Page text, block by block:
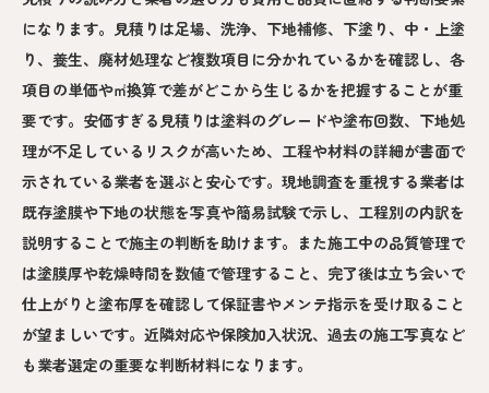
になります。見積りは足場、洗浄、下地補修、下塗り、中・上塗
り、養生、廃材処理など複数項目に分かれているかを確認し、各
項目の単価や㎡換算で差がどこから生じるかを把握することが重
要です。安価すぎる見積りは塗料のグレードや塗布回数、下地処
理が不足しているリスクが高いため、工程や材料の詳細が書面で
示されている業者を選ぶと安心です。現地調査を重視する業者は
既存塗膜や下地の状態を写真や簡易試験で示し、工程別の内訳を
説明することで施主の判断を助けます。また施工中の品質管理で
は塗膜厚や乾燥時間を数値で管理すること、完了後は立ち会いで
仕上がりと塗布厚を確認して保証書やメンテ指示を受け取ること
が望ましいです。近隣対応や保険加入状況、過去の施工写真など
も業者選定の重要な判断材料になります。